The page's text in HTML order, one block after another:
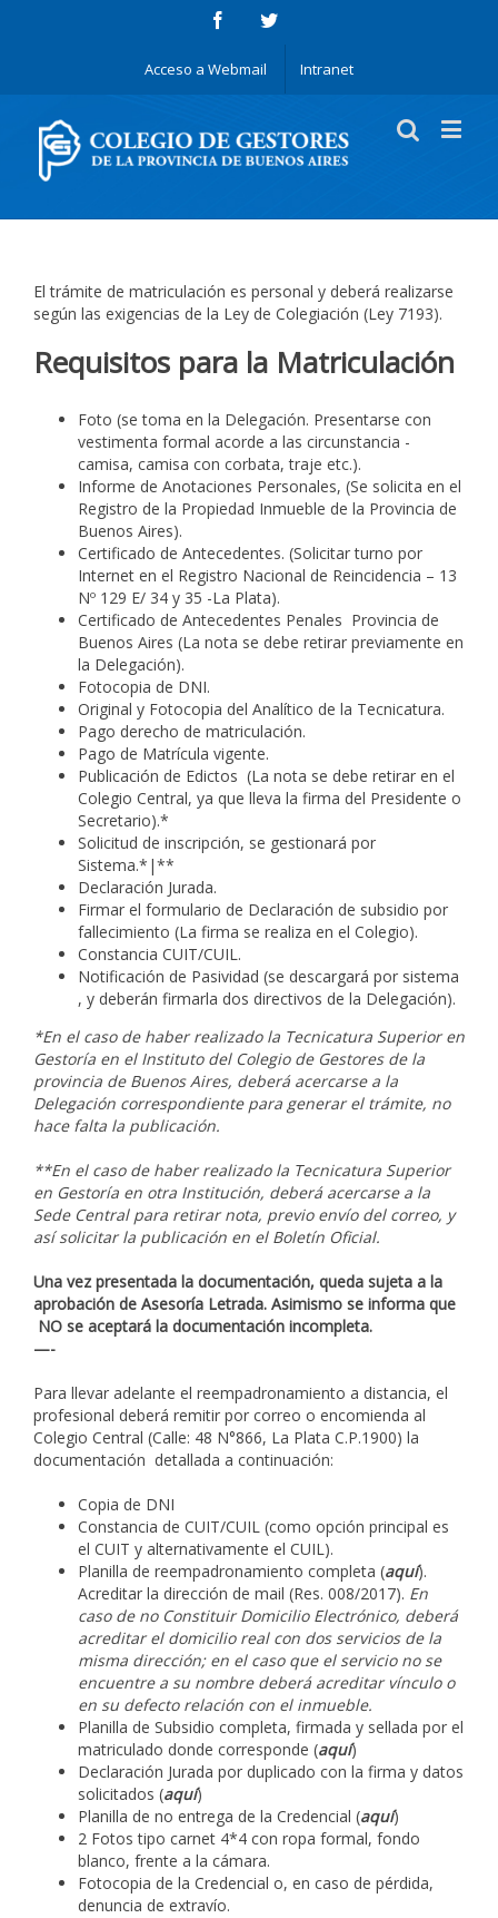
Acceso a Webmail Intranet
El trámite de matriculación es personal y deberá realizarse
según las exigencias de la Ley de Colegiación (Ley 7193).
Requisitos para la Matriculación
Foto (se toma en la Delegación. Presentarse con
vestimenta formal acorde a las circunstancia -
camisa, camisa con corbata, traje etc.).
Informe de Anotaciones Personales, (Se solicita en el
Registro de la Propiedad Inmueble de la Provincia de
Buenos Aires).
Certificado de Antecedentes. (Solicitar turno por
Internet en el Registro Nacional de Reincidencia – 13
Nº 129 E/ 34 y 35 -La Plata).
Certificado de Antecedentes Penales Provincia de
Buenos Aires (La nota se debe retirar previamente en
la Delegación).
Fotocopia de DNI.
Original y Fotocopia del Analítico de la Tecnicatura.
Pago derecho de matriculación.
Pago de Matrícula vigente.
Publicación de Edictos (La nota se debe retirar en el
Colegio Central, ya que lleva la firma del Presidente o
Secretario).*
Solicitud de inscripción, se gestionará por
Sistema.*|**
Declaración Jurada.
Firmar el formulario de Declaración de subsidio por
fallecimiento (La firma se realiza en el Colegio).
Constancia CUIT/CUIL.
Notificación de Pasividad (se descargará por sistema
, y deberán firmarla dos directivos de la Delegación).
*En el caso de haber realizado la Tecnicatura Superior en
Gestoría en el Instituto del Colegio de Gestores de la
provincia de Buenos Aires, deberá acercarse a la
Delegación correspondiente para generar el trámite, no
hace falta la publicación.
**En el caso de haber realizado la Tecnicatura Superior
en Gestoría en otra Institución, deberá acercarse a la
Sede Central para retirar nota, previo envío del correo, y
así solicitar la publicación en el Boletín Oficial.
Una vez presentada la documentación, queda sujeta a la
aprobación de Asesoría Letrada. Asimismo se informa que
NO se aceptará la documentación incompleta.
—-
Para llevar adelante el reempadronamiento a distancia, el
profesional deberá remitir por correo o encomienda al
Colegio Central (Calle: 48 N°866, La Plata C.P.1900) la
documentación detallada a continuación:
Copia de DNI
Constancia de CUIT/CUIL (como opción principal es
el CUIT y alternativamente el CUIL).
Planilla de reempadronamiento completa (aquí).
Acreditar la dirección de mail (Res. 008/2017). En
caso de no Constituir Domicilio Electrónico, deberá
acreditar el domicilio real con dos servicios de la
misma dirección; en el caso que el servicio no se
encuentre a su nombre deberá acreditar vínculo o
en su defecto relación con el inmueble.
Planilla de Subsidio completa, firmada y sellada por el
matriculado donde corresponde (aquí)
Declaración Jurada por duplicado con la firma y datos
solicitados (aquí)
Planilla de no entrega de la Credencial (aquí)
2 Fotos tipo carnet 4*4 con ropa formal, fondo
blanco, frente a la cámara.
Fotocopia de la Credencial o, en caso de pérdida,
denuncia de extravío.